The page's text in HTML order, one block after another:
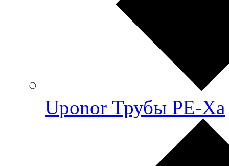
Uponor Трубы PE-Xa